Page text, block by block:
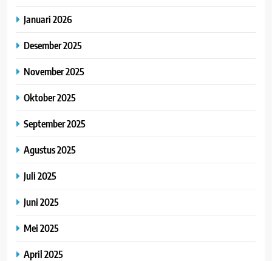
Januari 2026
Desember 2025
November 2025
Oktober 2025
September 2025
Agustus 2025
Juli 2025
Juni 2025
Mei 2025
April 2025